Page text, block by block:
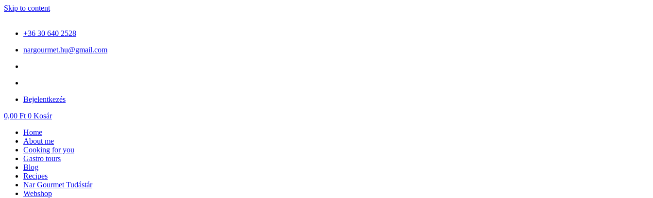
Skip to content
+36 30 640 2528
nargourmet.hu@gmail.com
Bejelentkezés
0,00 Ft 0 Kosár
Home
About me
Cooking for you
Gastro tours
Blog
Recipes
Nar Gourmet Tudástár
Webshop